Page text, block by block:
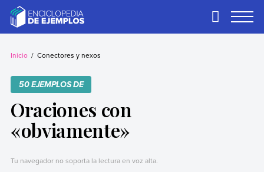
contentEjemplos
Necesitas ejemplos.
Primary
Inicio Conectores y nexos
50 EJEMPLOS DE
Oraciones con
«obviamente»
Tu navegador no soporta la lectura en voz alta.